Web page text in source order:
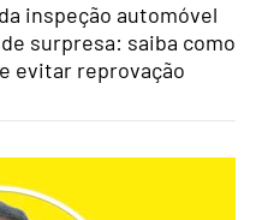
inspeção automóvel
surpresa: saiba como
evitar reprovação